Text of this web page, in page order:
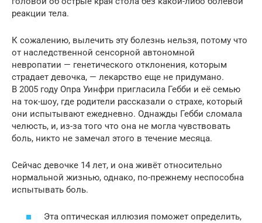
реакции тела.
К сожалению, вылечить эту болезнь нельзя, потому что
от наследственной сенсорной автономной
невропатии — генетического отклонения, которым
страдает девочка, — лекарство еще не придумано.
В 2005 году Опра Уинфри пригласила Гебби и её семью
на ток-шоу, где родители рассказали о страхе, который
они испытывают ежедневно. Однажды Гебби сломала
челюсть, и, из-за того что она не могла чувствовать
боль, никто не замечал этого в течение месяца.
Сейчас девочке 14 лет, и она живёт относительно
нормальной жизнью, однако, по-прежнему неспособна
испытывать боль.
Эта оптическая иллюзия поможет определить,